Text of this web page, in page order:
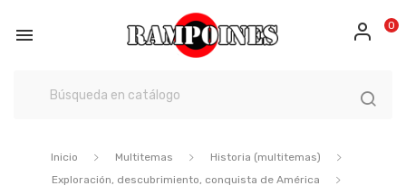
 0
Inicio Multitemas
Historia (multitemas)
Exploración, descubrimiento, conquista de América